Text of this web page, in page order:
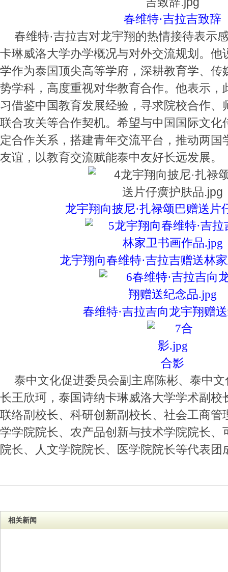
春维特·吉拉吉致辞
春维特·吉拉吉对龙宇翔的热情接待表示
卡琳威洛大学办学概况与对外交流规划。他
学作为泰国顶尖高等学府，深耕教育学、传
势学科，高度重视对华教育合作。他表示，
习借鉴中国教育发展经验，寻求院校合作、
联合攻关等合作契机。希望与中国国际文化
定合作关系，搭建青年交流平台，推动两国
友谊，以教育交流赋能泰中友好长远发展。
龙宇翔向披尼·扎禄颂巴赠送片
龙宇翔向春维特·吉拉吉赠送林
春维特·吉拉吉向龙宇翔赠
合影
泰中文化促进委员会副主席陈彬、泰中
长王欣珂，泰国诗纳卡琳威洛大学学术副校
联络副校长、科研创新副校长、社会工商管
学学院院长、农产品创新与技术学院院长、
院长、人文学院院长、医学院院长等代表团
相关新闻